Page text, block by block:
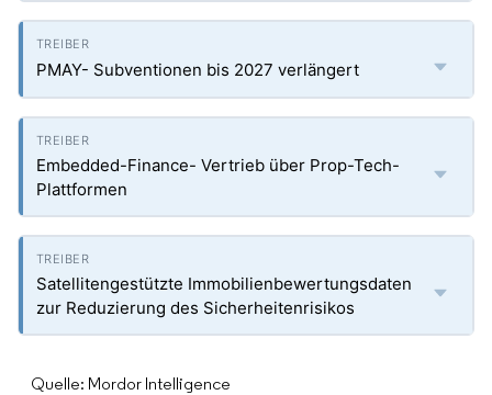
PMAY- Subventionen bis 2027 verlängert
Embedded-Finance- Vertrieb über Prop-Tech-
Plattformen
Satellitengestützte Immobilienbewertungsdaten
zur Reduzierung des Sicherheitenrisikos
Quelle: Mordor Intelligence